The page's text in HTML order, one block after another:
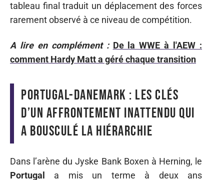
tableau final traduit un déplacement des forces
rarement observé à ce niveau de compétition.
A lire en complément : De la WWE à l'AEW :
comment Hardy Matt a géré chaque transition
Portugal-Danemark : les clés
d’un affrontement inattendu qui
a bousculé la hiérarchie
Dans l’arène du Jyske Bank Boxen à Herning, le
Portugal
a mis un terme à deux ans